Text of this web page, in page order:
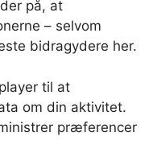
på, at
– selvom
bidragydere her.
til at
om din aktivitet.
præferencer